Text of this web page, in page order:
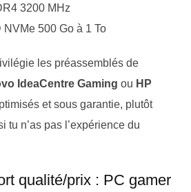
3200 MHz
NVMe 500 Go à 1 To
les préassemblés de
IdeaCentre Gaming ou HP
et sous garantie, plutôt
tu n’as pas l’expérience du
qualité/prix : PC gamer